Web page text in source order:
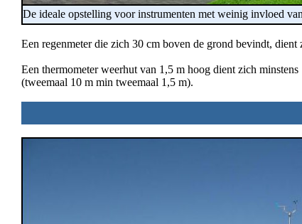
De ideale opstelling voor instrumenten met weinig invloed
Een regenmeter die zich 30 cm boven de grond bevindt,
Een thermometer weerhut van 1,5 m hoog dient zich
(tweemaal 10 m min tweemaal 1,5 m).